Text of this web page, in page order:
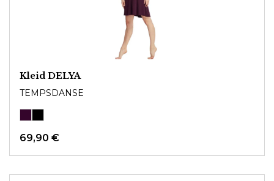
Kleid DELYA
TEMPSDANSE
69,90 €